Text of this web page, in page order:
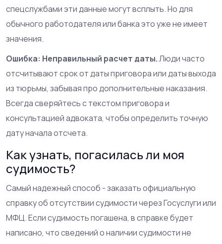
спецслужбами эти данные могут всплыть. Но для
обычного работодателя или банка это уже не имеет
значения.
Ошибка: Неправильный расчет даты.Люди часто
отсчитывают срок от даты приговора или даты выхода
из тюрьмы, забывая про дополнительные наказания.
Всегда сверяйтесь с текстом приговора и
консультацией адвоката, чтобы определить точную
дату начала отсчета.
Как узнать, погасилась ли моя
судимость?
Самый надежный способ - заказать официальную
справку об отсутствии судимости через Госуслуги или
МФЦ. Если судимость погашена, в справке будет
написано, что сведений о наличии судимости не